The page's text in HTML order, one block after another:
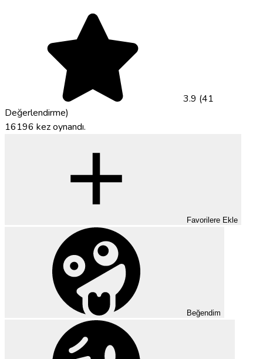
3.9 (41
Değerlendirme)
16196 kez oynandı.
Favorilere Ekle
Beğendim